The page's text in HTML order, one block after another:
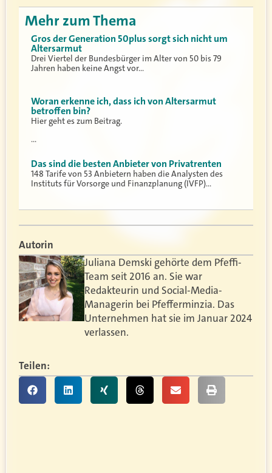
Mehr zum Thema
Gros der Generation 50plus sorgt sich nicht um
Altersarmut
Drei Viertel der Bundesbürger im Alter von 50 bis 79
Jahren haben keine Angst vor…
Woran erkenne ich, dass ich von Altersarmut
betroffen bin?
Hier geht es zum Beitrag.
…
Das sind die besten Anbieter von Privatrenten
148 Tarife von 53 Anbietern haben die Analysten des
Instituts für Vorsorge und Finanzplanung (IVFP)…
Autorin
Juliana Demski gehörte dem Pfeffi-
Team seit 2016 an. Sie war
Redakteurin und Social-Media-
Managerin bei Pfefferminzia. Das
Unternehmen hat sie im Januar 2024
verlassen.
Teilen: